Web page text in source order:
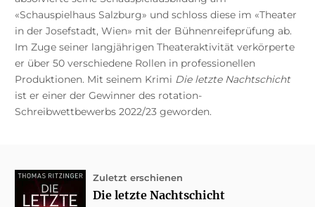
«Schauspielhaus Salzburg» und schloss diese im «Theater
in der Josefstadt, Wien» mit der Bühnenreifeprüfung ab.
Im Zuge seiner langjährigen Theateraktivität verkörperte
er über 50 verschiedene Rollen in professionellen
Produktionen. Mit seinem Krimi Die letzte Nachtschicht
ist er einer der Gewinner des rotation-
Schreibwettbewerbs 2022/23 geworden.
Zuletzt erschienen
Die letzte Nachtschicht